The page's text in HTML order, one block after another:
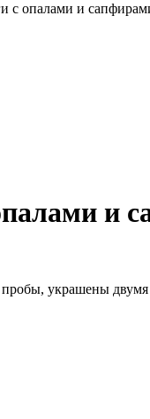
с опалами и
и
пробы, украшены